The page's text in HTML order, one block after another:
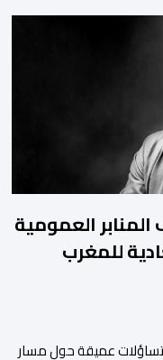
وبني ملال وابن جرير
تهدف لضخ دماء جديدة
العمومية
للمغرب
تساؤلات عميقة حول مسار